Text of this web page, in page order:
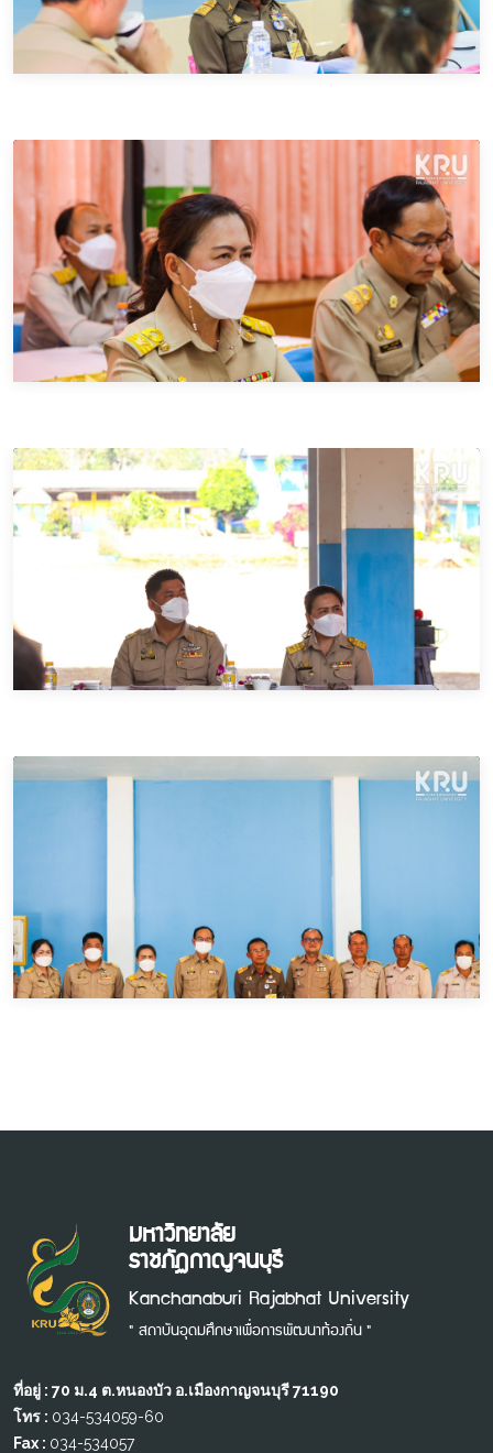
มหาวิทยาลัย
ราชภัฏกาญจนบุรี
Kanchanaburi Rajabhat University
" สถาบันอุดมศึกษาเพื่อการพัฒนาท้องถิ่น "
ที่อยู่ : 70 ม.4 ต.หนองบัว อ.เมืองกาญจนบุรี 71190
โทร : 034-534059-60
Fax : 034-534057